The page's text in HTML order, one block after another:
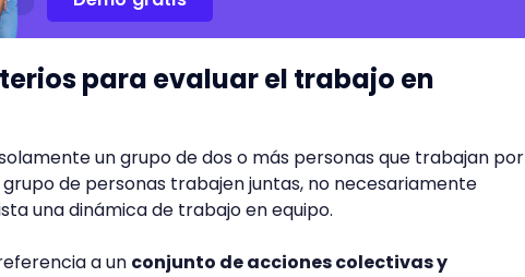
para evaluar el trabajo en
un grupo de dos o más personas que trabajan por
de personas trabajen juntas, no necesariamente
una dinámica de trabajo en equipo.
a un conjunto de acciones colectivas y